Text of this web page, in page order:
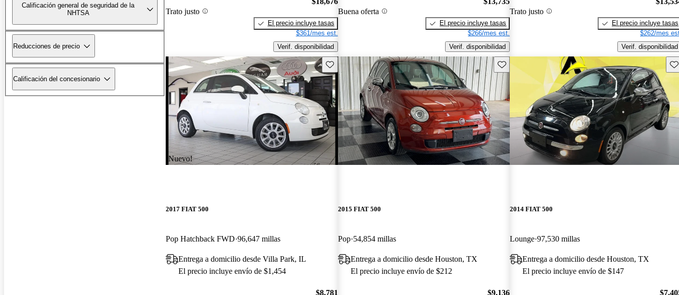
Calificación general de seguridad de la
NHTSA
Reducciones de precio
Calificación del concesionario
Trato justo
El precio incluye tasas
$361/mes est.
Verif. disponibilidad
Buena oferta
El precio incluye tasas
$266/mes est.
Verif. disponibilidad
Trato justo
El precio incluye tasas
$262/mes
Verif. disponibilidad
¡Nuevo!
Guarda este Aviso
2017 FIAT 500
Pop Hatchback FWD 96,647 millas
Entrega a domicilio desde Villa Park, IL
El precio incluye envío de $1,454
$8,781
Guarda este Aviso
2015 FIAT 500
Pop 54,854 millas
Entrega a domicilio desde Houston, TX
El precio incluye envío de $212
$9,136
2014 FIAT 500
Lounge 97,530 millas
Entrega a domicilio desde Houston, TX
El precio incluye envío de $147